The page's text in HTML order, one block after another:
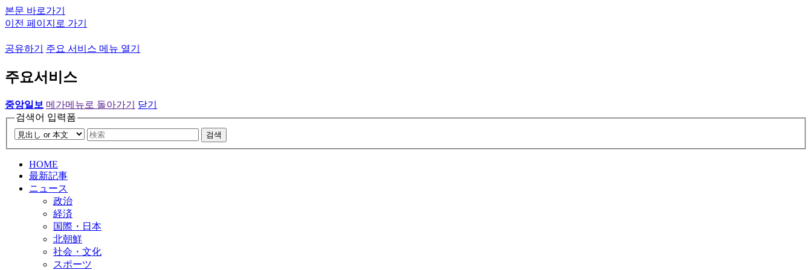
본문 바로가기
이전 페이지로 가기
공유하기 주요 서비스 메뉴 열기
주요서비스
중앙일보 메가메뉴로 돌아가기
닫기
검색어 입력폼
검색
HOME
最新記事
ニュース
政治
経済
国際・日本
北朝鮮
社会・文化
スポーツ